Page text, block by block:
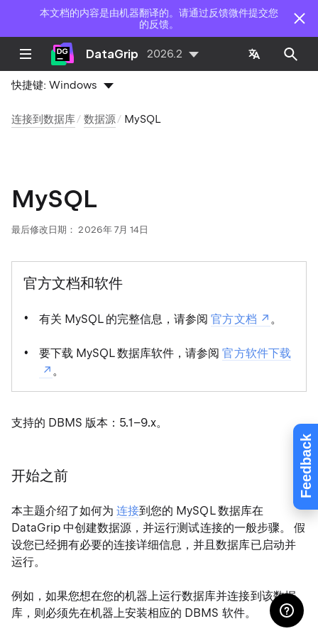
本文档的内容是由机器翻译的。请通过反馈微件提交您
的反馈。
Feedback
DataGrip 2026.2
快捷键:Windows
连接到数据库 数据源 MySQL
MySQL
最后修改日期： 2026年 7月 14日
官方文档和软件
有关 MySQL 的完整信息，请参阅官方文档 。
要下载 MySQL 数据库软件，请参阅官方软件下载
。
支持的 DBMS 版本：5.1–9.x。
开始之前
本主题介绍了如何为连接到您的 MySQL 数据库在
DataGrip 中创建数据源，并运行测试连接的一般步骤。 假
设您已经拥有必要的连接详细信息，并且数据库已启动并
运行。
例如，如果您想在您的机器上运行数据库并连接到该数据
库，则必须先在机器上安装相应的 DBMS 软件。